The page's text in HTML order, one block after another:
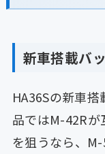
新車搭載バ
HA36Sの新車
品ではM-42Rが
を狙うなら、